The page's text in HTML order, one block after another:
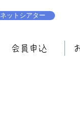
ネットシアター
会員申込